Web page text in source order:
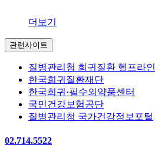
더보기
관련사이트
질병관리청 희귀질환 헬프라인
한국희귀질환재단
한국희귀·필수의약품센터
국민건강보험공단
질병관리청 국가건강정보포털
02.714.5522